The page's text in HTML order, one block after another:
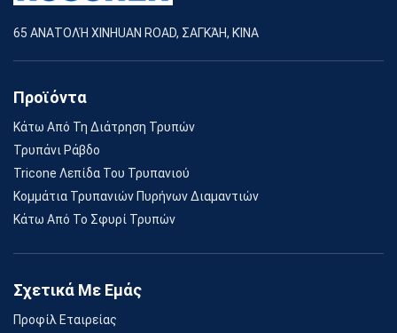
65 ΑΝΑΤΟΛΉ XINHUAN ROAD, ΣΑΓΚΆΗ, ΚΊΝΑ
Προϊόντα
Κάτω Από Τη Διάτρηση Τρυπών
Τρυπάνι Ράβδο
Tricone Λεπίδα Του Τρυπανιού
Κομμάτια Τρυπανιών Πυρήνων Διαμαντιών
Κάτω Από Το Σφυρί Τρυπών
Σχετικά Με Εμάς
Προφίλ Εταιρείας